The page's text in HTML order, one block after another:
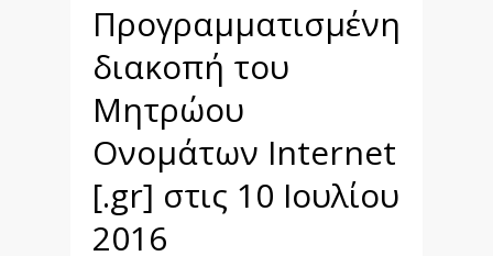
Προγραμματισμένη
διακοπή του
Μητρώου
Ονομάτων Internet
[.gr] στις 10 Ιουλίου
2016